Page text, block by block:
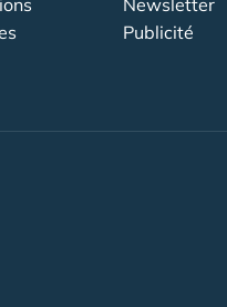
Newsletter
Publicité